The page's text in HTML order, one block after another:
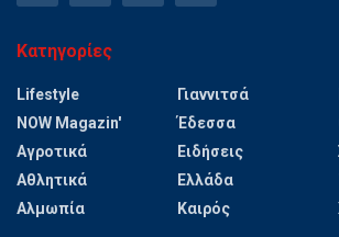
Κατηγορίες
Lifestyle
NOW Magazin'
Αγροτικά
Αθλητικά
Αλμωπία
Γιαννιτσά
Έδεσσα
Ειδήσεις
Ελλάδα
Καιρός